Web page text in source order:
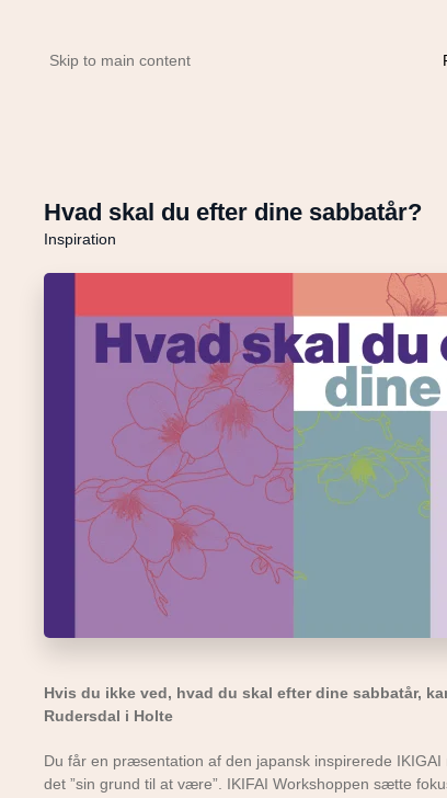
Skip to main content
Hvad skal du efter dine sabbatår?
Inspiration
Hvis du ikke ved, hvad du skal efter dine sabbatår,
Rudersdal i Holte
Du får en præsentation af den japansk inspirerede
det ”sin grund til at være”. IKIFAI Workshoppen sætte